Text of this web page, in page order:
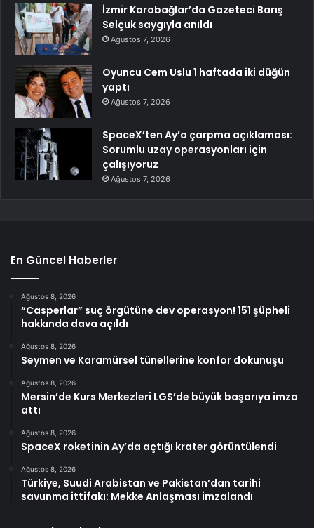
İzmir Karabağlar’da Gazeteci Barış
Selçuk saygıyla anıldı
Ağustos 7, 2026
Oyuncu Cem Uslu 1 haftada iki düğün
yaptı
Ağustos 7, 2026
SpaceX’ten Ay’a çarpma açıklaması:
Sorumlu uzay operasyonları için
çalışıyoruz
Ağustos 7, 2026
En Güncel Haberler
Ağustos 8, 2026
“Casperlar” suç örgütüne dev operasyon! 151 şüpheli
hakkında dava açıldı
Ağustos 8, 2026
Seymen ve Karamürsel tünellerine konfor dokunuşu
Ağustos 8, 2026
Mersin’de Kurs Merkezleri LGS’de büyük başarıya imza
attı
Ağustos 8, 2026
SpaceX roketinin Ay’da açtığı krater görüntülendi
Ağustos 8, 2026
Türkiye, Suudi Arabistan ve Pakistan’dan tarihi
savunma ittifakı: Mekke Anlaşması imzalandı